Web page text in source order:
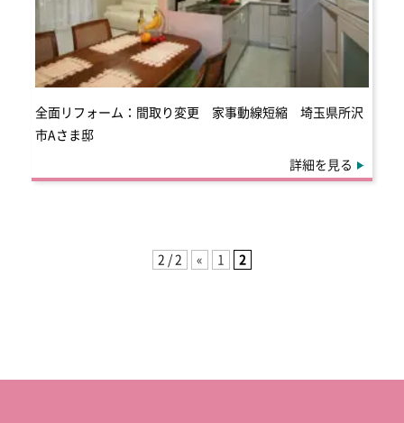
全面リフォーム：間取り変更 家事動線短縮 埼玉県所沢
市Aさま邸
詳細を見る
2 / 2 « 1 2